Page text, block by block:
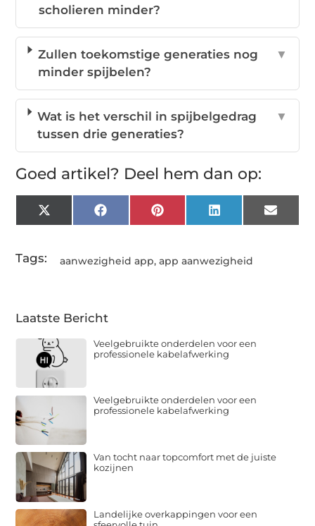
scholieren minder?
Zullen toekomstige generaties nog
minder spijbelen?
▼
Wat is het verschil in spijbelgedrag
tussen drie generaties?
▼
Goed artikel? Deel hem dan op:
X
(Twitter)
FacebookPinterestLinkedInEmail
Tags: aanwezigheid app,app aanwezigheid
Laatste Bericht
Veelgebruikte onderdelen voor een
professionele kabelafwerking
Veelgebruikte onderdelen voor een
professionele kabelafwerking
Van tocht naar topcomfort met de juiste
kozijnen
Landelijke overkappingen voor een